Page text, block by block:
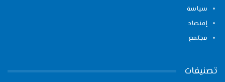
سياسة
إقتصاد
مجتمع
تصنيفات